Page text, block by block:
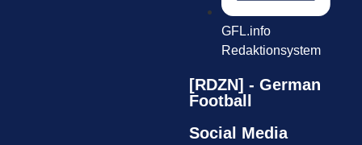
GFL.info
Redaktionsystem
[RDZN] - German
Football
Social Media